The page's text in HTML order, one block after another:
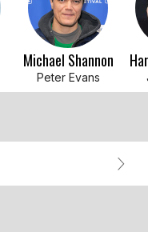
Michael Shannon
Peter Evans